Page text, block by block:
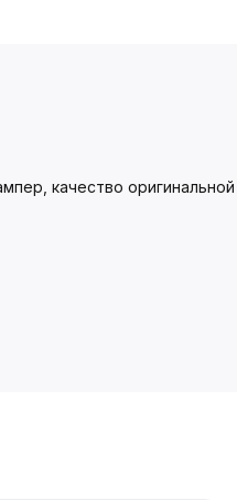
качество